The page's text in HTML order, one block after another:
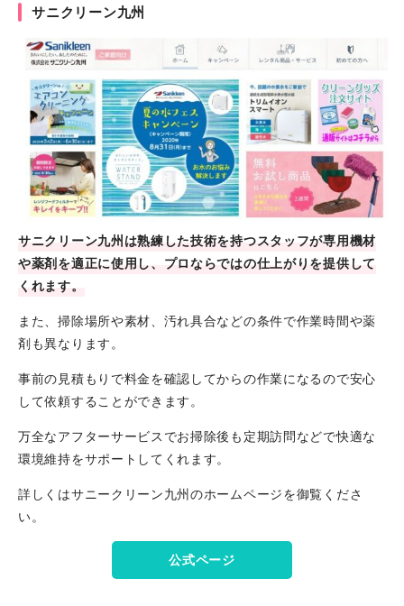
サニクリーン九州
サニクリーン九州は熟練した技術を持つスタッフが専用機材
や薬剤を適正に使用し、プロならではの仕上がりを提供して
くれます。
また、掃除場所や素材、汚れ具合などの条件で作業時間や薬
剤も異なります。
事前の見積もりで料金を確認してからの作業になるので安心
して依頼することができます。
万全なアフターサービスでお掃除後も定期訪問などで快適な
環境維持をサポートしてくれます。
詳しくはサニークリーン九州のホームページを御覧くださ
い。
公式ページ